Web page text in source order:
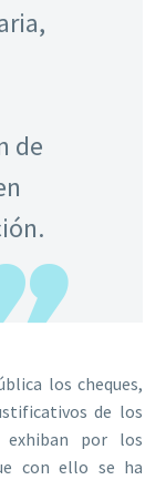
de
los cheques,
de los
exhiban por los
con ello se ha